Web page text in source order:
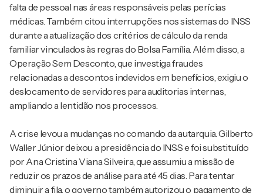
falta de pessoal nas áreas responsáveis pelas perícias
médicas. Também citou interrupções nos sistemas do INSS
durante a atualização dos critérios de cálculo da renda
familiar vinculados às regras do Bolsa Família. Além disso, a
Operação Sem Desconto, que investiga fraudes
relacionadas a descontos indevidos em benefícios, exigiu o
deslocamento de servidores para auditorias internas,
ampliando a lentidão nos processos.
A crise levou a mudanças no comando da autarquia. Gilberto
Waller Júnior deixou a presidência do INSS e foi substituído
por Ana Cristina Viana Silveira, que assumiu a missão de
reduzir os prazos de análise para até 45 dias. Para tentar
diminuir a fila, o governo também autorizou o pagamento de